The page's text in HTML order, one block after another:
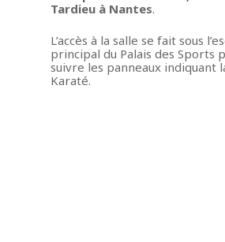
Tardieu à Nantes.
L’accès à la salle se fait sous
principal du Palais des Sports
suivre les panneaux indiquant
Karaté.